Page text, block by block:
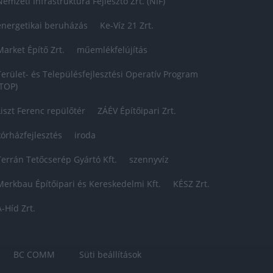
beruházás Ke-Víz 21 Zrt.
Építő Zrt. műemlékfelújítás
és Településfejlesztési Operatív Program
Ferenc repülőtér ZÁÉV Építőipari Zrt.
iroda
Tetőcserép Gyártó Kft. szennyvíz
Építőipari és Kereskedelmi Kft. KÉSZ Zrt.
Híd Zrt.
BC COMM
Süti beállítások